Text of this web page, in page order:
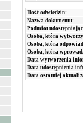
Ilość odwiedzin:
Nazwa dokumentu:
Podmiot
Osoba, która
Osoba, która
Osoba, która
Data wytworzenia
Data udostępnienia
Data ostatniej